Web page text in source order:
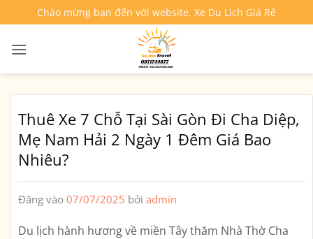
qua
nội
Chào mừng bạn đến với website. Xe Du Lịch Giá Rẻ
Thuê Xe 7 Chỗ Tại Sài Gòn Đi Cha Diệp,
Mẹ Nam Hải 2 Ngày 1 Đêm Giá Bao
Nhiêu?
Đăng vào 07/07/2025 bởi admin
Du lịch hành hương về miền Tây thăm Nhà Thờ Cha